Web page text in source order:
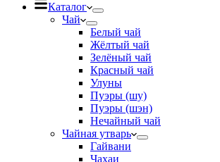
Каталог
Чай
Белый чай
Жёлтый чай
Зелёный чай
Красный чай
Улуны
Пуэры (шу)
Пуэры (шэн)
Нечайный чай
Чайная утварь
Гайвани
Чахаи